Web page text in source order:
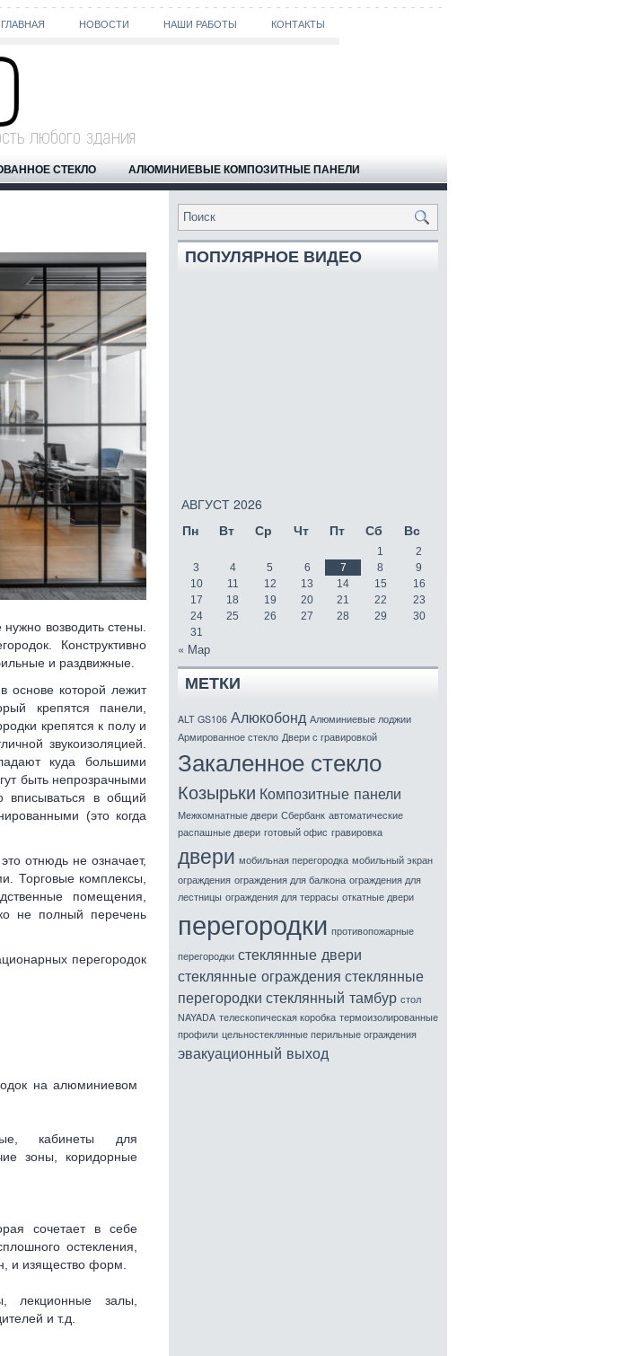
ГЛАВНАЯ НОВОСТИ НАШИ РАБОТЫ КОНТАКТЫ
СТЕКЛО АЛЮМИНИЕВЫЕ КОМПОЗИТНЫЕ ПАНЕЛИ
возводить стены.
Конструктивно
и раздвижные.
основе которой лежит
крепятся панели,
крепятся к полу и
звукоизоляцией.
куда большими
быть непрозрачными
вписываться в общий
(это когда
отнюдь не означает,
Торговые комплексы,
помещения,
не полный перечень
перегородок
на алюминиевом
кабинеты для
зоны, коридорные
сочетает в себе
остекления,
и изящество форм.
лекционные залы,
и т.д.
ПОПУЛЯРНОЕ ВИДЕО
АВГУСТ 2026
Пн
Вт Ср Чт Пт Сб Вс
1
2
3
4 5 6 7 8
9
10
11 12 13 14 15
16
17
18 19 20 21 22
23
24
25 26 27 28 29
30
31
« Мар
МЕТКИ
ALT GS106 Алюкобонд Алюминиевые лоджии
Армированное стекло Двери с гравировкой
Закаленное стекло
Козырьки Композитные панели
Межкомнатные двери Сбербанк автоматические
распашные двери готовый офис гравировка
двери мобильная перегородка мобильный экран
ограждения ограждения для балкона ограждения для
лестницы ограждения для террасы откатные двери
перегородки противопожарные
перегородки стеклянные двери
стеклянные ограждения стеклянные
перегородки стеклянный тамбур стол
NAYADA телескопическая коробка термоизолированные
профили цельностеклянные перильные ограждения
эвакуационный выход